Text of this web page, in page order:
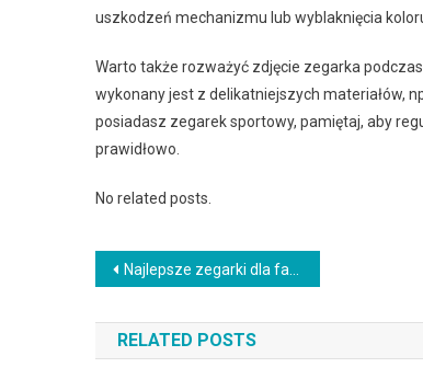
uszkodzeń mechanizmu lub wyblaknięcia
Warto także rozważyć zdjęcie zegarka
wykonany jest z delikatniejszych materiałów,
posiadasz zegarek sportowy, pamiętaj, aby
prawidłowo.
No related posts.
Nawigacja
wpisu
Najlepsze zegarki dla fanów podróży: Funkcje śledzenia czasu w różnych strefach
RELATED POSTS